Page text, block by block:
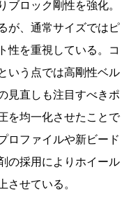
ブロック剛性を強化。
が、通常サイズではピ
性を重視している。コ
いう点では高剛性ベル
見直しも注目すべきポ
を均一化させたことで
ロファイルや新ビード
の採用によりホイール
させている。